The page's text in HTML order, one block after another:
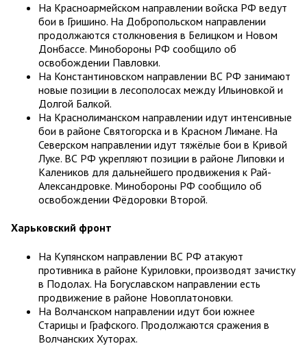
На Красноармейском направлении войска РФ ведут
бои в Гришино. На Добропольском направлении
продолжаются столкновения в Белицком и Новом
Донбассе. Минобороны РФ сообщило об
освобождении Павловки.
На Константиновском направлении ВС РФ занимают
новые позиции в лесополосах между Ильиновкой и
Долгой Балкой.
На Краснолиманском направлении идут интенсивные
бои в районе Святогорска и в Красном Лимане. На
Северском направлении идут тяжёлые бои в Кривой
Луке. ВС РФ укрепляют позиции в районе Липовки и
Калеников для дальнейшего продвижения к Рай-
Александровке. Минобороны РФ сообщило об
освобождении Фёдоровки Второй.
Харьковский фронт
На Купянском направлении ВС РФ атакуют
противника в районе Куриловки, производят зачистку
в Подолах. На Богуславском направлении есть
продвижение в районе Новоплатоновки.
На Волчанском направлении идут бои южнее
Старицы и Графского. Продолжаются сражения в
Волчанских Хуторах.